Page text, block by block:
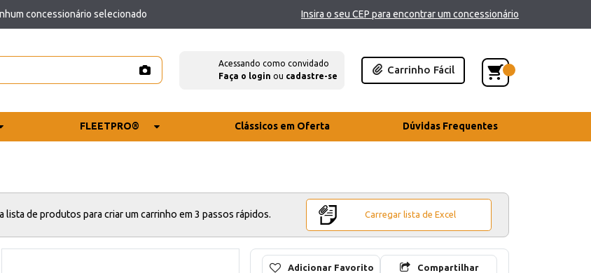
concessionário selecionado Insira o seu CEP para encontrar um concessionário
Acessando como convidado
Faça o login ou cadastre-se
Carrinho Fácil
FLEETPRO® Clássicos em Oferta Dúvidas Frequentes
lista de produtos para criar um carrinho em 3 passos rápidos. Carregar lista de Excel
Adicionar Favorito Compartilhar